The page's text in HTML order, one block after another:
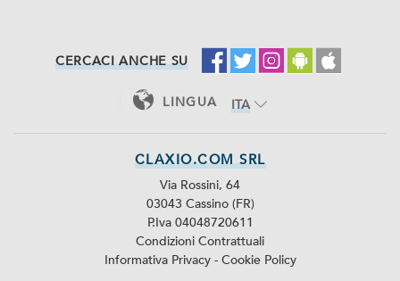
CERCACI ANCHE SU
LINGUA
ITA
CLAXIO.COM SRL
Via Rossini, 64
03043 Cassino (FR)
P.Iva 04048720611
Condizioni Contrattuali
Informativa Privacy - Cookie Policy